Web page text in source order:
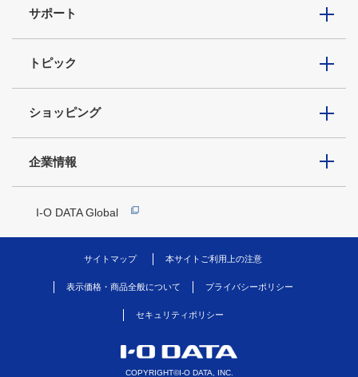
サポート
トピック
ショッピング
企業情報
I-O DATA Global
サイトマップ 本サイトご利用上の注意
表示価格・商品全般について プライバシーポリシー
セキュリティポリシー
COPYRIGHT©I-O DATA, INC.